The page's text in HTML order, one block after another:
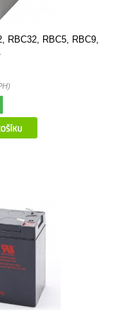
RBC32, RBC5, RBC9,